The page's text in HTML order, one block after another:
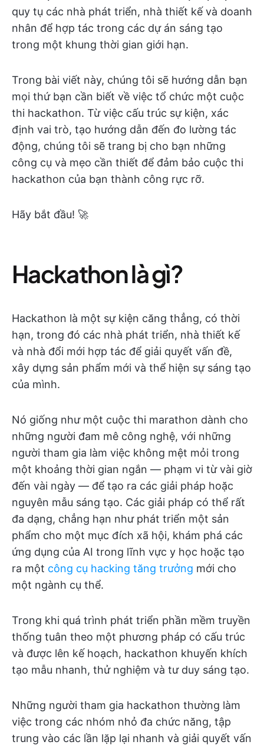
quy tụ các nhà phát triển, nhà thiết kế và doanh
nhân để hợp tác trong các dự án sáng tạo
trong một khung thời gian giới hạn.
Trong bài viết này, chúng tôi sẽ hướng dẫn bạn
mọi thứ bạn cần biết về việc tổ chức một cuộc
thi hackathon. Từ việc cấu trúc sự kiện, xác
định vai trò, tạo hướng dẫn đến đo lường tác
động, chúng tôi sẽ trang bị cho bạn những
công cụ và mẹo cần thiết để đảm bảo cuộc thi
hackathon của bạn thành công rực rỡ.
Hãy bắt đầu! 🚀
Hackathon là gì?
Hackathon là một sự kiện căng thẳng, có thời
hạn, trong đó các nhà phát triển, nhà thiết kế
và nhà đổi mới hợp tác để giải quyết vấn đề,
xây dựng sản phẩm mới và thể hiện sự sáng tạo
của mình.
Nó giống như một cuộc thi marathon dành cho
những người đam mê công nghệ, với những
người tham gia làm việc không mệt mỏi trong
một khoảng thời gian ngắn — phạm vi từ vài giờ
đến vài ngày — để tạo ra các giải pháp hoặc
nguyên mẫu sáng tạo. Các giải pháp có thể rất
đa dạng, chẳng hạn như phát triển một sản
phẩm cho một mục đích xã hội, khám phá các
ứng dụng của AI trong lĩnh vực y học hoặc tạo
ra một công cụ hacking tăng trưởng mới cho
một ngành cụ thể.
Trong khi quá trình phát triển phần mềm truyền
thống tuân theo một phương pháp có cấu trúc
và được lên kế hoạch, hackathon khuyến khích
tạo mẫu nhanh, thử nghiệm và tư duy sáng tạo.
Những người tham gia hackathon thường làm
việc trong các nhóm nhỏ đa chức năng, tập
trung vào các lần lặp lại nhanh và giải quyết vấn